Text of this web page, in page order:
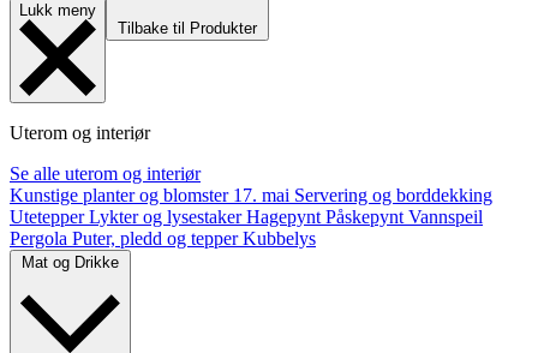
Lukk meny
Tilbake til Produkter
Uterom og interiør
Se alle uterom og interiør
Kunstige planter og blomster 17. mai Servering og borddekking
UtetepperLykter og lysestakerHagepynt Påskepynt Vannspeil
Pergola Puter, pledd og tepperKubbelys